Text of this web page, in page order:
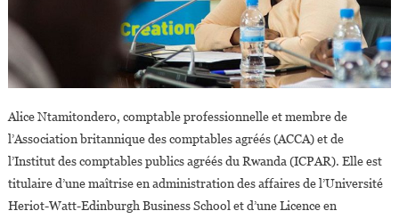
Alice Ntamitondero, comptable professionnelle et membre de
l’Association britannique des comptables agréés (ACCA) et de
l’Institut des comptables publics agréés du Rwanda (ICPAR). Elle est
titulaire d’une maîtrise en administration des affaires de l’Université
Heriot-Watt-Edinburgh Business School et d’une Licence en